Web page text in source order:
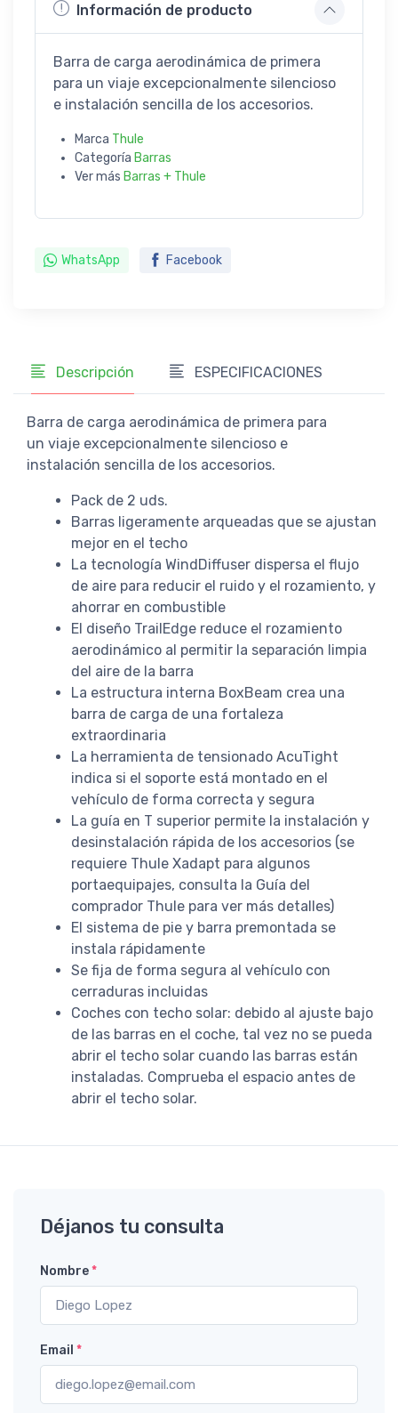
Información de producto
Barra de carga aerodinámica de primera
para un viaje excepcionalmente silencioso
e instalación sencilla de los accesorios.
Marca Thule
Categoría Barras
Ver más Barras + Thule
WhatsApp Facebook
Descripción ESPECIFICACIONES
Barra de carga aerodinámica de primera para
un viaje excepcionalmente silencioso e
instalación sencilla de los accesorios.
Pack de 2 uds.
Barras ligeramente arqueadas que se ajustan
mejor en el techo
La tecnología WindDiffuser dispersa el flujo
de aire para reducir el ruido y el rozamiento, y
ahorrar en combustible
El diseño TrailEdge reduce el rozamiento
aerodinámico al permitir la separación limpia
del aire de la barra
La estructura interna BoxBeam crea una
barra de carga de una fortaleza
extraordinaria
La herramienta de tensionado AcuTight
indica si el soporte está montado en el
vehículo de forma correcta y segura
La guía en T superior permite la instalación y
desinstalación rápida de los accesorios (se
requiere Thule Xadapt para algunos
portaequipajes, consulta la Guía del
comprador Thule para ver más detalles)
El sistema de pie y barra premontada se
instala rápidamente
Se fija de forma segura al vehículo con
cerraduras incluidas
Coches con techo solar: debido al ajuste bajo
de las barras en el coche, tal vez no se pueda
abrir el techo solar cuando las barras están
instaladas. Comprueba el espacio antes de
abrir el techo solar.
Déjanos tu consulta
Nombre*
Email *